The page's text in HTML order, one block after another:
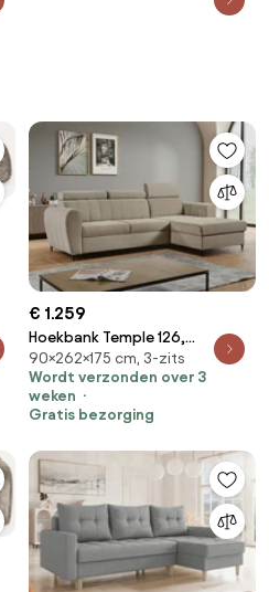
€ 1.259
Hoekbank Temple 126,
Aanwezig, Aanwezig,
262x175x90cm, 135 kg, Poten:
Metaal
90×262×175 cm, 3-zits
Wordt verzonden over 3
weken
Gratis bezorging